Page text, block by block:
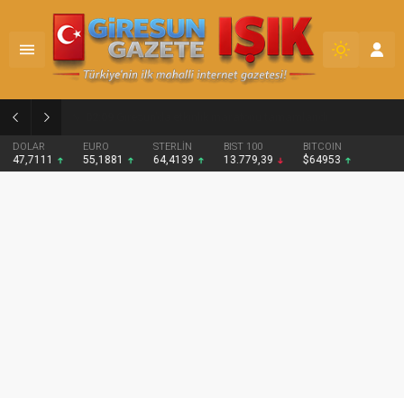
DOLAR
47,7111
EURO
55,1881
STERLİN
64,4139
BIST 100
13.779,39
BITCOIN
$64953